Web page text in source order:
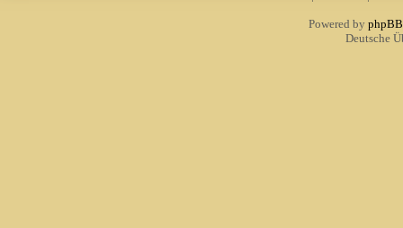
Powered by phpBB
Deutsche